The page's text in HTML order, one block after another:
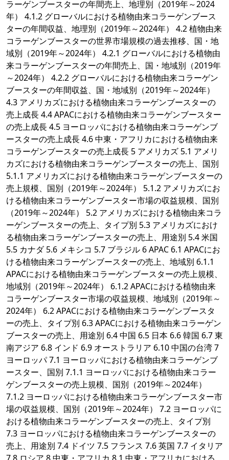
ラーゲンブースターの年間売上、地理別（2019年～2024
年） 4.1.2 グローバルにおける植物由来コラーゲンブース
ターの年間収益、地理別（2019年～2024年） 4.2 植物由来
コラーゲンブースターの世界市場規模の過去推移、国・地
域別（2019年～2024年） 4.2.1 グローバルにおける植物由
来コラーゲンブースターの年間売上、国・地域別（2019年
～2024年） 4.2.2 グローバルにおける植物由来コラーゲン
ブースターの年間収益、国・地域別（2019年～2024年）
4.3 アメリカズにおける植物由来コラーゲンブースターの
売上成長 4.4 APACにおける植物由来コラーゲンブースター
の売上成長 4.5 ヨーロッパにおける植物由来コラーゲンブ
ースターの売上成長 4.6 中東・アフリカにおける植物由来
コラーゲンブースターの売上成長 5 アメリカズ 5.1 アメリ
カズにおける植物由来コラーゲンブースターの売上、国別
5.1.1 アメリカズにおける植物由来コラーゲンブースターの
売上規模、国別（2019年～2024年） 5.1.2 アメリカズにお
ける植物由来コラーゲンブースター市場の収益規模、国別
（2019年～2024年） 5.2 アメリカズにおける植物由来コラ
ーゲンブースターの売上、タイプ別 5.3 アメリカズにおけ
る植物由来コラーゲンブースターの売上、用途別 5.4 米国
5.5 カナダ 5.6 メキシコ 5.7 ブラジル 6 APAC 6.1 APACにお
ける植物由来コラーゲンブースターの売上、地域別 6.1.1
APACにおける植物由来コラーゲンブースターの売上規模、
地域別（2019年～2024年） 6.1.2 APACにおける植物由来
コラーゲンブースター市場の収益規模、地域別（2019年～
2024年） 6.2 APACにおける植物由来コラーゲンブースタ
ーの売上、タイプ別 6.3 APACにおける植物由来コラーゲン
ブースターの売上、用途別 6.4 中国 6.5 日本 6.6 韓国 6.7 東
南アジア 6.8 インド 6.9 オーストラリア 6.10 中国の台湾 7
ヨーロッパ 7.1 ヨーロッパにおける植物由来コラーゲンブ
ースター、国別 7.1.1 ヨーロッパにおける植物由来コラー
ゲンブースターの売上規模、国別（2019年～2024年）
7.1.2 ヨーロッパにおける植物由来コラーゲンブースター市
場の収益規模、国別（2019年～2024年） 7.2 ヨーロッパに
おける植物由来コラーゲンブースターの売上、タイプ別
7.3 ヨーロッパにおける植物由来コラーゲンブースターの
売上、用途別 7.4 ドイツ 7.5 フランス 7.6 英国 7.7 イタリア